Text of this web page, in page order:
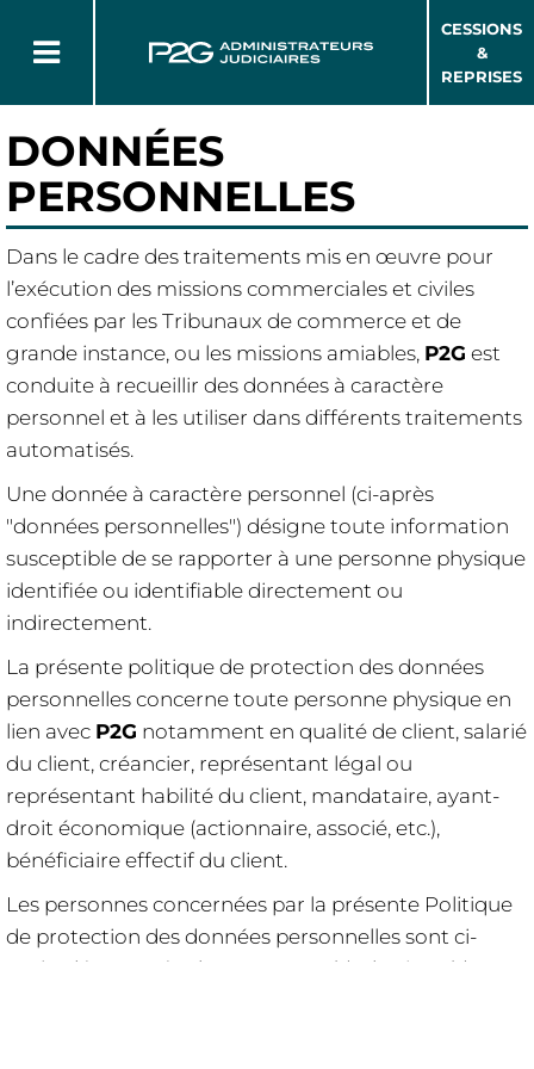
CESSIONS
&
REPRISES
DONNÉES
PERSONNELLES
Dans le cadre des traitements mis en œuvre pour
l’exécution des missions commerciales et civiles
confiées par les Tribunaux de commerce et de
grande instance, ou les missions amiables, P2G est
conduite à recueillir des données à caractère
personnel et à les utiliser dans différents traitements
automatisés.
Une donnée à caractère personnel (ci-après
"données personnelles") désigne toute information
susceptible de se rapporter à une personne physique
identifiée ou identifiable directement ou
indirectement.
La présente politique de protection des données
personnelles concerne toute personne physique en
lien avec P2G notamment en qualité de client, salarié
du client, créancier, représentant légal ou
représentant habilité du client, mandataire, ayant-
droit économique (actionnaire, associé, etc.),
bénéficiaire effectif du client.
Les personnes concernées par la présente Politique
de protection des données personnelles sont ci-
après dénommées les "Personne(s) Physique(s)".